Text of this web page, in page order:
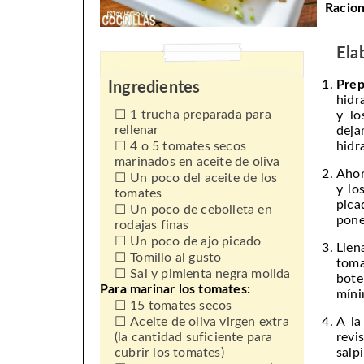
Ingredientes
1 trucha preparada para
rellenar
4 o 5 tomates secos
marinados en aceite de oliva
Un poco del aceite de los
tomates
Un poco de cebolleta en
rodajas finas
Un poco de ajo picado
Tomillo al gusto
Sal y pimienta negra molida
Para marinar los tomates:
15 tomates secos
Aceite de oliva virgen extra
(la cantidad suficiente para
cubrir los tomates)
y
y
A la